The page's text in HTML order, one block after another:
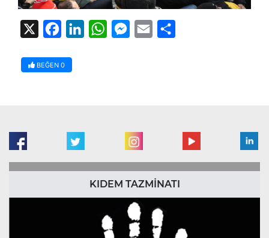
FacebookLinkedInWhatsAppMessenger
Email
BEĞEN 0
KIDEM TAZMİNATI